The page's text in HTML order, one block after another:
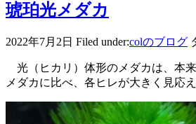
琥珀光メダカ
2022年7月2日 Filed under:colのブログ
光（ヒカリ）体形のメダカは、本
メダカに比べ、各ヒレが大きく見応